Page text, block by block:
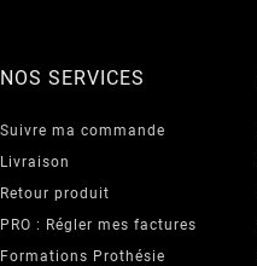
NOS SERVICES
Suivre ma commande
Livraison
Retour produit
PRO : Régler mes factures
Formations Prothésie